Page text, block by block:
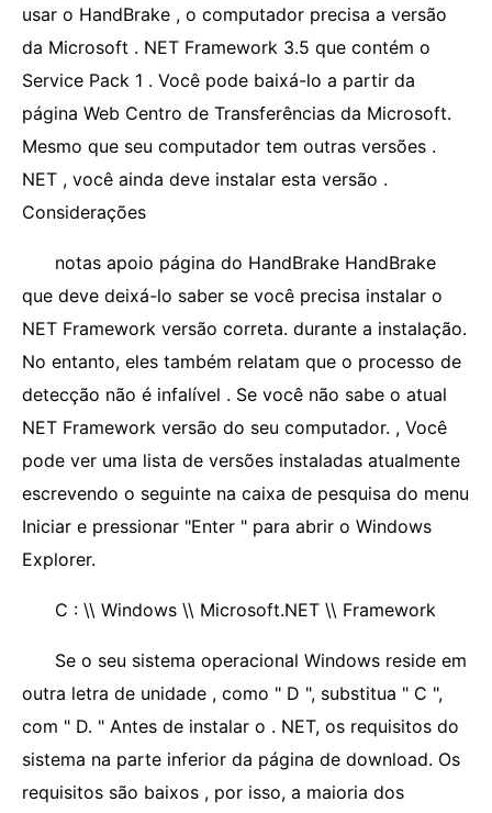
usar o HandBrake , o computador precisa a versão
da Microsoft . NET Framework 3.5 que contém o
Service Pack 1 . Você pode baixá-lo a partir da
página Web Centro de Transferências da Microsoft.
Mesmo que seu computador tem outras versões .
NET , você ainda deve instalar esta versão .
Considerações
notas apoio página do HandBrake HandBrake
que deve deixá-lo saber se você precisa instalar o
NET Framework versão correta. durante a instalação.
No entanto, eles também relatam que o processo de
detecção não é infalível . Se você não sabe o atual
NET Framework versão do seu computador. , Você
pode ver uma lista de versões instaladas atualmente
escrevendo o seguinte na caixa de pesquisa do menu
Iniciar e pressionar "Enter " para abrir o Windows
Explorer.
C : \\ Windows \\ Microsoft.NET \\ Framework
Se o seu sistema operacional Windows reside em
outra letra de unidade , como " D ", substitua " C ",
com " D. " Antes de instalar o . NET, os requisitos do
sistema na parte inferior da página de download. Os
requisitos são baixos , por isso, a maioria dos